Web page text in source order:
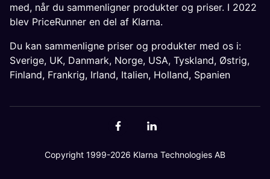
med, når du sammenligner produkter og priser. I 2022
blev PriceRunner en del af Klarna.
Du kan sammenligne priser og produkter med os i:
Sverige, UK, Danmark, Norge, USA, Tyskland, Østrig,
Finland, Frankrig, Irland, Italien, Holland, Spanien
Copyright 1999-2026 Klarna Technologies AB